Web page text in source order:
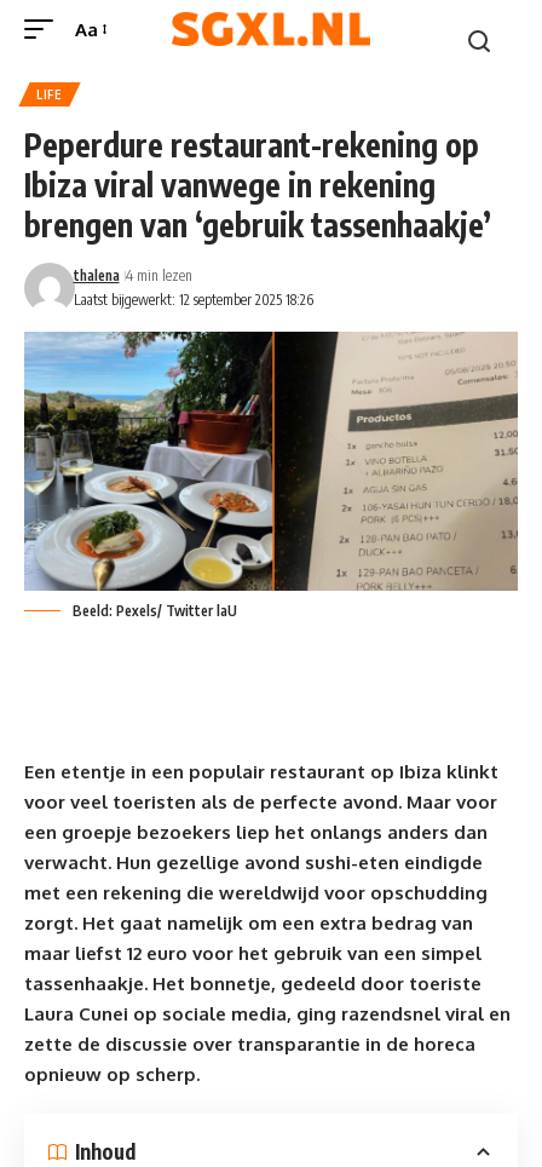
Aa
LIFE
Peperdure restaurant-rekening op
Ibiza viral vanwege in rekening
brengen van ‘gebruik tassenhaakje’
Laatst bijgewerkt: 12 september 2025 18:26
thalena 4 min lezen
Beeld: Pexels/ Twitter laU
Een etentje in een populair restaurant op Ibiza klinkt
voor veel toeristen als de perfecte avond. Maar voor
een groepje bezoekers liep het onlangs anders dan
verwacht. Hun gezellige avond sushi-eten eindigde
met een rekening die wereldwijd voor opschudding
zorgt. Het gaat namelijk om een extra bedrag van
maar liefst 12 euro voor het gebruik van een simpel
tassenhaakje. Het bonnetje, gedeeld door toeriste
Laura Cunei op sociale media, ging razendsnel viral en
zette de discussie over transparantie in de horeca
opnieuw op scherp.
Inhoud